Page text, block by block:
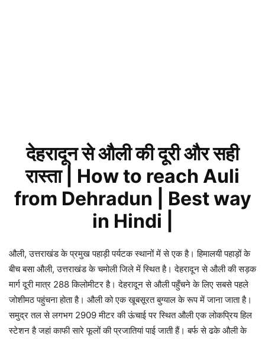
देहरादून से औली की दूरी और सही
रास्ता | How to reach Auli
from Dehradun | Best way
in Hindi |
औली, उत्तराखंड के प्रमुख पहाड़ी पर्यटक स्थानों में से एक है। हिमालयी पहाड़ों के
बीच बसा औली, उत्तराखंड के चमोली जिले में स्थित है। देहरादून से औली की सड़क
मार्ग दूरी मात्र 288 किलोमीटर है। देहरादून से औली पहुँचने के लिए सबसे पहले
जोशीमठ पहुंचना होता है। औली को एक खूबसूरत बुग्याल के रूप में जाना जाता है।
समुद्र तल से लगभग 2909 मीटर की ऊंचाई पर स्थित औली एक लोकप्रिय हिल
स्टेशन है जहां काफी सारे फूलों की प्रजातियां पाई जाती हैं। बर्फ से ढके औली के